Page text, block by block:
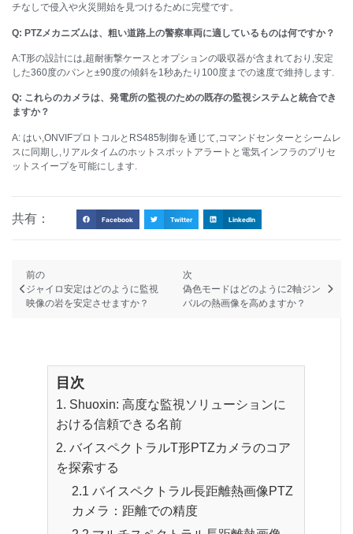
目次
1. Shuoxin: 高度な監視ソリューションに
おける信頼できる名前
2. バイスペクトラルT形PTZカメラのコア
を探索する
2.1 バイスペクトラル長距離熱画像PTZ
カメラ：距離での精度
チなしで侵入や火災開始を見つけるために完璧です。
Q: PTZメカニズムは、粗い道路上の警察車両に適しているものは何ですか？
A:T形の設計には,超耐衝撃ケースとオプションの吸収器が含まれており,安定
した360度のパンと±90度の傾斜を1秒あたり100度までの速度で維持します.
Q: これらのカメラは、発電所の監視のための既存の監視システムと統合でき
ますか？
A: はい,ONVIFプロトコルとRS485制御を通じて,コマンドセンターとシームレ
スに同期し,リアルタイムのホットスポットアラートと電気インフラのプリセ
ットスイープを可能にします.
共有： Facebook Twitter LinkedIn
前の
ジャイロ安定はどのように監視
映像の岩を安定させますか？
次
偽色モードはどのように2軸ジン
バルの熱画像を高めますか？